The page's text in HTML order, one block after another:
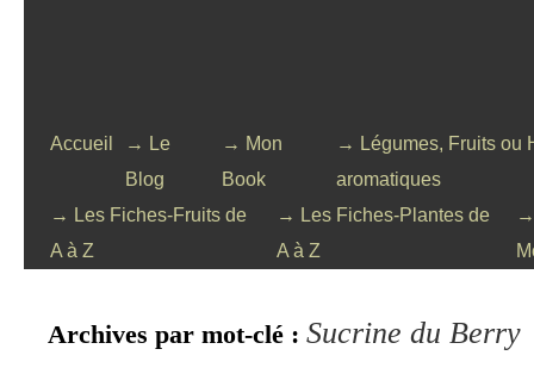
Accueil
→ Le
Blog
→ Mon
Book
→ Légumes, Fruits ou
aromatiques
→ Les Fiches-Fruits de
A à Z
→ Les Fiches-Plantes de
A à Z
→
Archives par mot-clé : Sucrine du Berry